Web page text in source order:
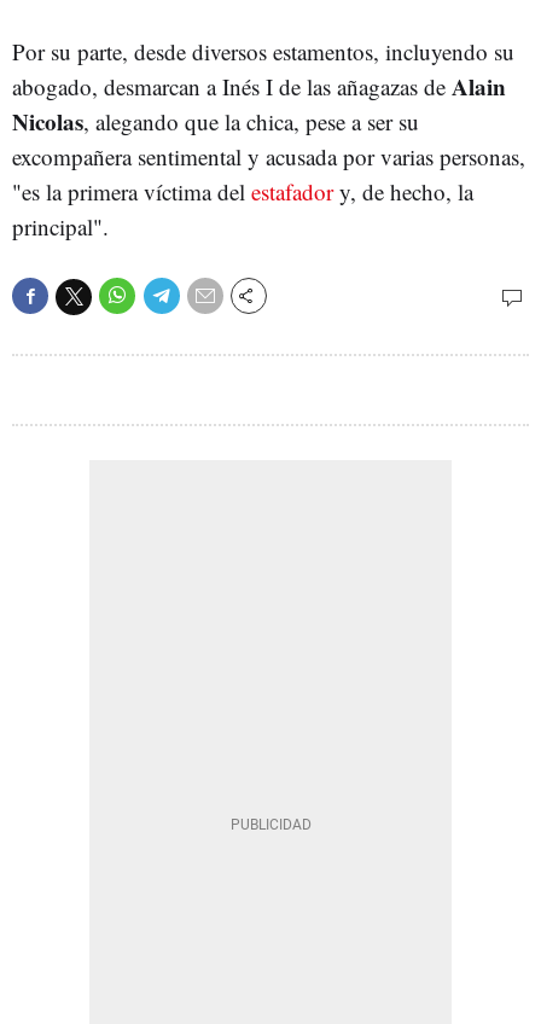
Por su parte, desde diversos estamentos, incluyendo su
abogado, desmarcan a Inés I de las añagazas de Alain
Nicolas, alegando que la chica, pese a ser su
excompañera sentimental y acusada por varias personas,
"es la primera víctima del estafadory, de hecho, la
principal".